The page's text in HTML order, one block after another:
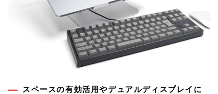
スペースの有効活用やデュアルディスプレイに